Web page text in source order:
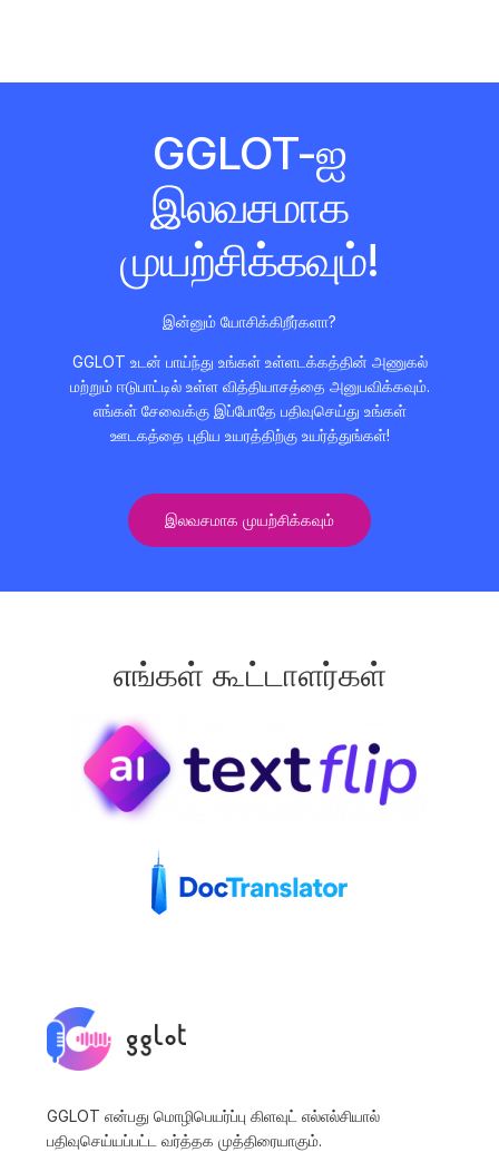
GGLOT-ஐ
இலவசமாக
முயற்சிக்கவும்!
இன்னும் யோசிக்கிறீர்களா?
GGLOT உடன் பாய்ந்து உங்கள் உள்ளடக்கத்தின் அணுகல்
மற்றும் ஈடுபாட்டில் உள்ள வித்தியாசத்தை அனுபவிக்கவும்.
எங்கள் சேவைக்கு இப்போதே பதிவுசெய்து உங்கள்
ஊடகத்தை புதிய உயரத்திற்கு உயர்த்துங்கள்!
இலவசமாக முயற்சிக்கவும்
எங்கள் கூட்டாளர்கள்
GGLOT என்பது மொழிபெயர்ப்பு கிளவுட் எல்எல்சியால்
பதிவுசெய்யப்பட்ட வர்த்தக முத்திரையாகும்.